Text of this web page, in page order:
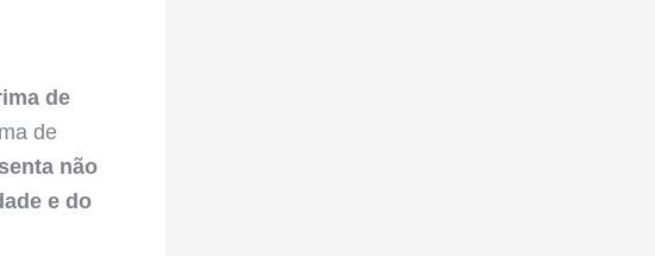
de
de
não
e do